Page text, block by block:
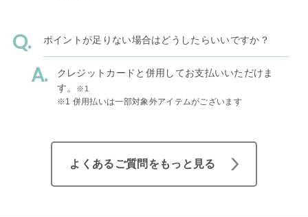
ポイントが足りない場合はどうしたらいいですか？
クレジットカードと併用してお支払いいただけま
す。
※1
※1 併用払いは一部対象外アイテムがございます
よくあるご質問をもっと見る